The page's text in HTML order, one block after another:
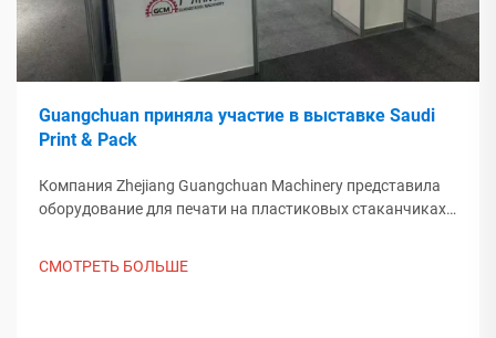
Guangchuan приняла участие в выставке Saudi
Print & Pack
Компания Zhejiang Guangchuan Machinery представила
оборудование для печати на пластиковых стаканчиках
СМОТРЕТЬ БОЛЬШЕ